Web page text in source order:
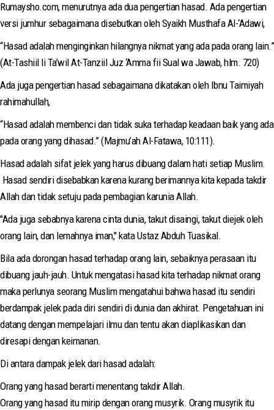
Rumaysho.com, menurutnya ada dua pengertian hasad. Ada pengertian
versi jumhur sebagaimana disebutkan oleh Syaikh Musthafa Al-‘Adawi,
“Hasad adalah menginginkan hilangnya nikmat yang ada pada orang lain.”
(At-Tashiil li Ta’wil At-Tanziil Juz ‘Amma fii Sual wa Jawab, hlm. 720)
Ada juga pengertian hasad sebagaimana dikatakan oleh Ibnu Taimiyah
rahimahullah,
“Hasad adalah membenci dan tidak suka terhadap keadaan baik yang ada
pada orang yang dihasad.” (Majmu’ah Al-Fatawa, 10:111).
Hasad adalah sifat jelek yang harus dibuang dalam hati setiap Muslim.
Hasad sendiri disebabkan karena kurang berimannya kita kepada takdir
Allah dan tidak setuju pada pembagian karunia Allah.
"Ada juga sebabnya karena cinta dunia, takut disaingi, takut diejek oleh
orang lain, dan lemahnya iman," kata Ustaz Abduh Tuasikal.
Bila ada dorongan hasad terhadap orang lain, sebaiknya perasaan itu
dibuang jauh-jauh. Untuk mengatasi hasad kita terhadap nikmat orang
maka perlunya seorang Muslim mengatahui bahwa hasad itu sendiri
berdampak jelek pada diri sendiri di dunia dan akhirat. Pengetahuan ini
datang dengan mempelajari ilmu dan tentu akan diaplikasikan dan
diresapi dengan keimanan.
Di antara dampak jelek dari hasad adalah:
Orang yang hasad berarti menentang takdir Allah.
Orang yang hasad itu mirip dengan orang musyrik. Orang musyrik itu